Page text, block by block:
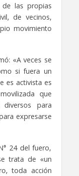
de las propias
de vecinos,
movimiento
«A veces se
si fuera un
es activista es
que
diversos para
expresarse
24 del fuero,
trata de «un
toda acción